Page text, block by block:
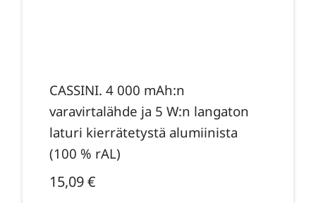
CASSINI. 4 000 mAh:n
varavirtalähde ja 5 W:n langaton
laturi kierrätetystä alumiinista
(100 % rAL)
15,09€